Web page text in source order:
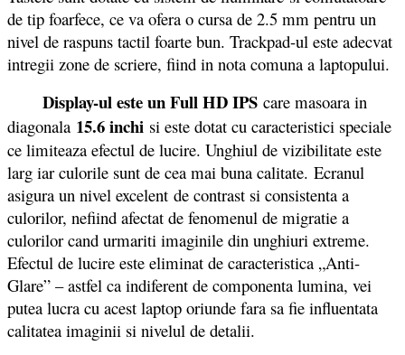
de tip foarfece, ce va ofera o cursa de 2.5 mm pentru un
nivel de raspuns tactil foarte bun. Trackpad-ul este adecvat
intregii zone de scriere, fiind in nota comuna a laptopului.
Display-ul este un Full HD IPS care masoara in
diagonala 15.6 inchi si este dotat cu caracteristici speciale
ce limiteaza efectul de lucire. Unghiul de vizibilitate este
larg iar culorile sunt de cea mai buna calitate. Ecranul
asigura un nivel excelent de contrast si consistenta a
culorilor, nefiind afectat de fenomenul de migratie a
culorilor cand urmariti imaginile din unghiuri extreme.
Efectul de lucire este eliminat de caracteristica „Anti-
Glare” – astfel ca indiferent de componenta lumina, vei
putea lucra cu acest laptop oriunde fara sa fie influentata
calitatea imaginii si nivelul de detalii.